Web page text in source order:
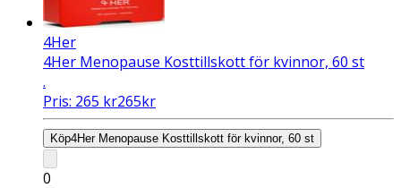
4Her
4Her Menopause Kosttillskott för kvinnor, 60 st
.
Pris: 265 kr265kr
Köp4Her Menopause Kosttillskott för kvinnor, 60 st
0